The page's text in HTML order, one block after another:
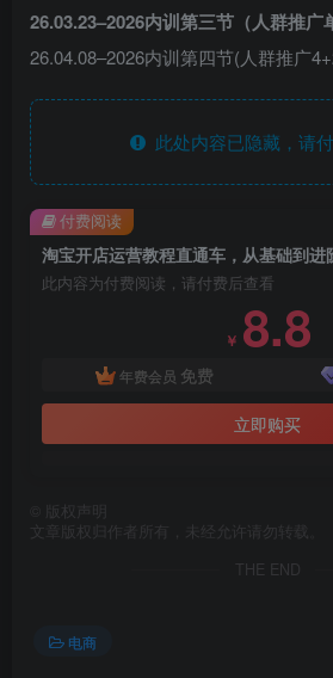
26.03.23–2026内训第三节（人群推广
26.04.08–2026内训第四节(人群推广
此处内容已隐藏，请
此内容为付费阅读，请付费后查看
￥ 8.8
年费会员 免费
立即购买
付费阅读
版权声明
文章版权归作者所有，未经允许请勿转载。
THE END
电商